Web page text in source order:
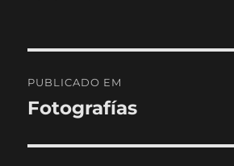
de
PUBLICADO EM
Fotografías